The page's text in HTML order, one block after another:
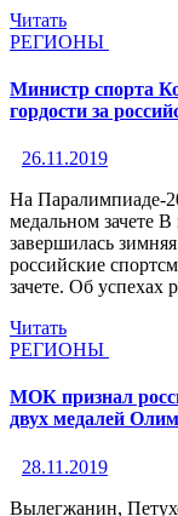
Читать
РЕГИОНЫ
Министр спорта
гордости за
26.11.2019
На Паралимпиаде-
медальном зачете
завершилась
российские
зачете. Об успехах
Читать
РЕГИОНЫ
МОК признал
двух медалей
28.11.2019
Вылегжанин,